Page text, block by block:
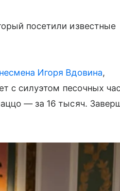
посетили известные
Игоря Вдовина,
с силуэтом песочных
— за 16 тысяч.